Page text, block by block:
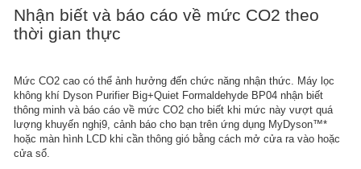
Nhận biết và báo cáo về mức CO2 theo
thời gian thực
Mức CO2 cao có thể ảnh hưởng đến chức năng nhận thức. Máy lọc
không khí Dyson Purifier Big+Quiet Formaldehyde BP04 nhận biết
thông minh và báo cáo về mức CO2 cho biết khi mức này vượt quá
lượng khuyến nghị9, cảnh báo cho bạn trên ứng dụng MyDyson™*
hoặc màn hình LCD khi cần thông gió bằng cách mở cửa ra vào hoặc
cửa sổ.